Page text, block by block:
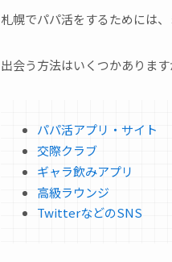
札幌でパパ活をするためには
出会う方法はいくつかあります
パパ活アプリ・サイト
交際クラブ
ギャラ飲みアプリ
高級ラウンジ
TwitterなどのSNS